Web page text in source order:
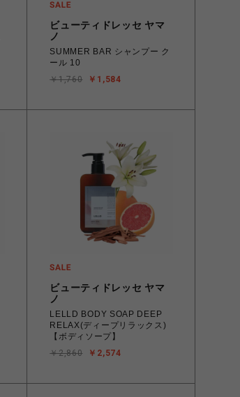
ビューティドレッセ ヤマ
ノ
SUMMER BAR シャンプー ク
ール 10
￥1,584
￥1,760
ビューティドレッセ ヤマ
ノ
LELLD BODY SOAP DEEP
RELAX(ディープリラックス)
【ボディソープ】
￥2,574
￥2,860